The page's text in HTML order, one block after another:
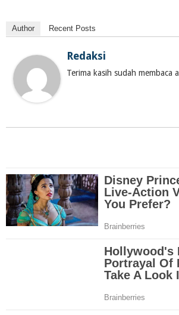
Author Recent Posts
Redaksi
Terima kasih sudah membaca